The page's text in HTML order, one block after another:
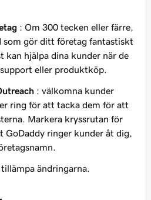
: Om 300 tecken eller färre,
som gör ditt företag fantastiskt
kan hjälpa dina kunder när de
eller produktköp.
: välkomna kunder
ring för att tacka dem för att
Markera kryssrutan för
GoDaddy ringer kunder åt dig,
ändringarna.